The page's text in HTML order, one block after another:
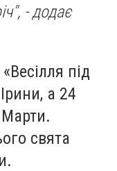
- додає
під
а 24
свята